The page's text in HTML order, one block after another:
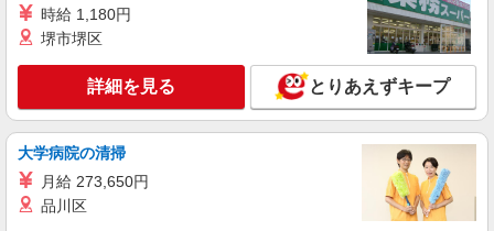
時給 1,180円
堺市堺区
詳細を見る とりあえずキープ
大学病院の清掃
月給 273,650円
品川区